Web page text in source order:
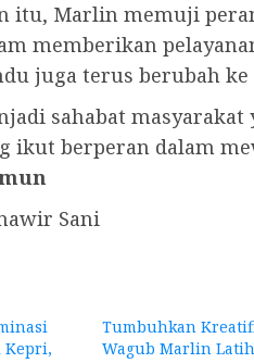
itu, Marlin memuji
memberikan
juga terus berubah
sahabat
ikut berperan dalam
Sani
Kepri,
Tumbuhkan
Wagub Marlin